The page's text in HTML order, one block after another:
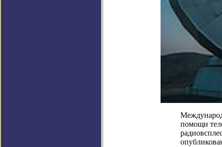
помощи